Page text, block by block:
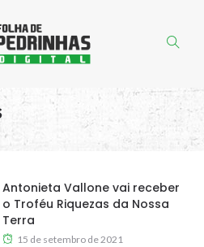
Antonieta Vallone vai receber
o Troféu Riquezas da Nossa
Terra
15 de setembro de 2021